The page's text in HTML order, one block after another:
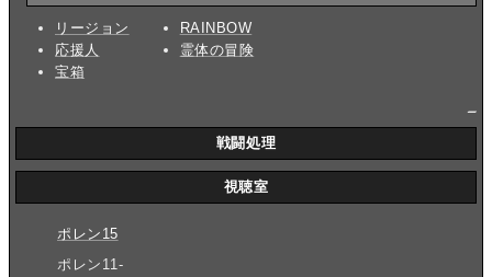
リージョン
応援人
宝箱
RAINBOW
霊体の冒険
戦闘処理
視聴室
ポレン15
ポレン11-